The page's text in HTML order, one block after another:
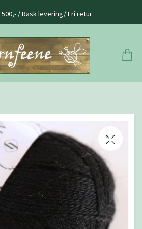
/ Rask levering/ Fri retur